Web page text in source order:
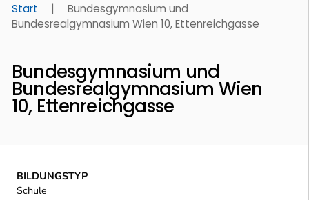
Start |
Bundesgymnasium und
Bundesrealgymnasium Wien 10, Ettenreichgasse
Bundesgymnasium und
Bundesrealgymnasium Wien
10, Ettenreichgasse
BILDUNGSTYP
Schule